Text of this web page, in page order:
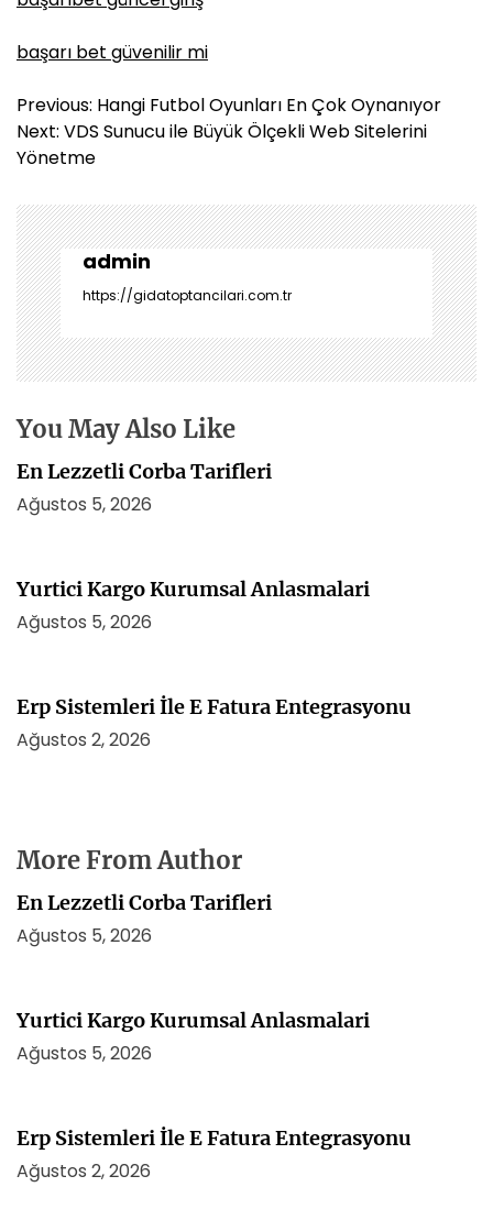
başarı bet güvenilir mi
Y
a
z
g
e
z
i
n
m
e
i
Previous: Hangi Futbol Oyunları En Çok Oynanıyor
Next: VDS Sunucu ile Büyük Ölçekli Web Sitelerini
Yönetme
admin
https://gidatoptancilari.com.tr
You May Also Like
En Lezzetli Corba Tarifleri
Ağustos 5, 2026
Yurtici Kargo Kurumsal Anlasmalari
Ağustos 5, 2026
Erp Sistemleri İle E Fatura Entegrasyonu
Ağustos 2, 2026
More From Author
En Lezzetli Corba Tarifleri
Ağustos 5, 2026
Yurtici Kargo Kurumsal Anlasmalari
Ağustos 5, 2026
Erp Sistemleri İle E Fatura Entegrasyonu
Ağustos 2, 2026